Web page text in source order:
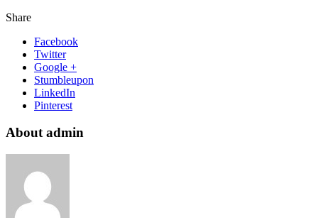
Share
Facebook
Twitter
Google +
Stumbleupon
LinkedIn
Pinterest
About admin